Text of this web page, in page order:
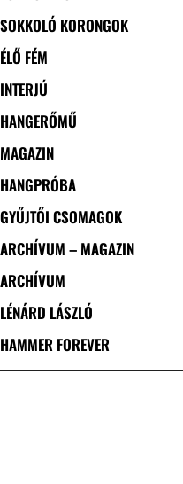
SOKKOLÓ KORONGOK
ÉLŐ FÉM
INTERJÚ
HANGERŐMŰ
MAGAZIN
HANGPRÓBA
GYŰJTŐI CSOMAGOK
ARCHÍVUM – MAGAZIN
ARCHÍVUM
LÉNÁRD LÁSZLÓ
HAMMER FOREVER